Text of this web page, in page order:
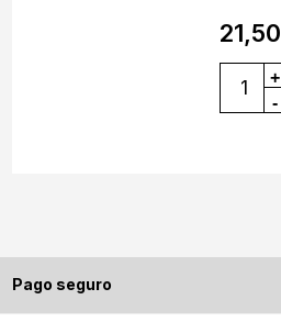
21,50
+
-
Pago seguro